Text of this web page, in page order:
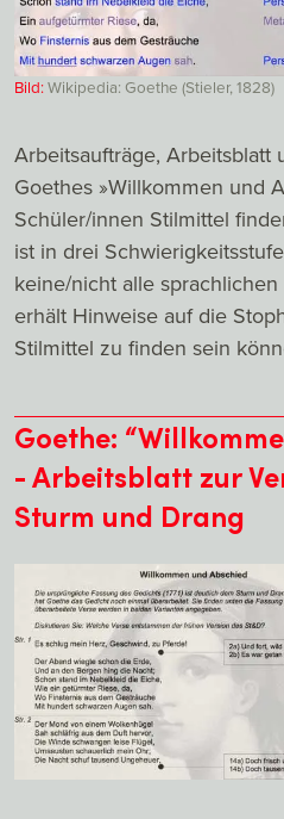
Bild:Wikipedia: Goethe (Stieler, 1828)
Arbeitsaufträge, Arbeitsblatt
Goethes »Willkommen und
Schüler/innen Stilmittel
ist in drei
keine/nicht alle
erhält Hinweise auf die
Stilmittel zu finden sein
Goethe:
- Arbeitsblatt zur
Sturm und Drang